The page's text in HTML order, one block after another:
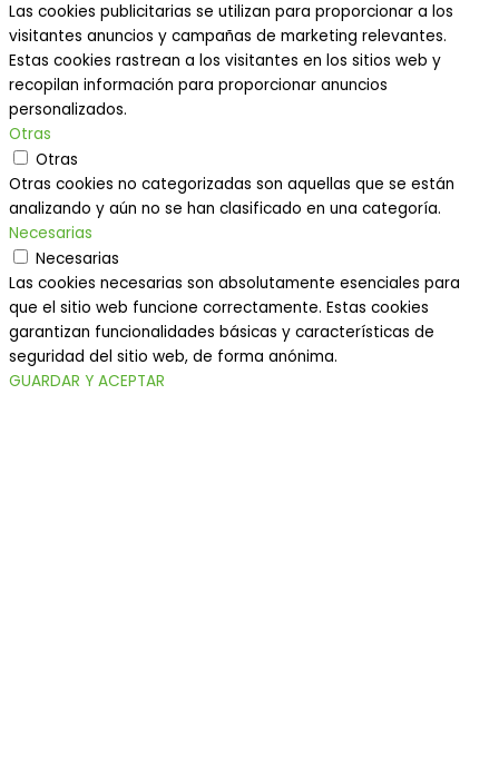
Las cookies publicitarias se utilizan para proporcionar a los
visitantes anuncios y campañas de marketing relevantes.
Estas cookies rastrean a los visitantes en los sitios web y
recopilan información para proporcionar anuncios
personalizados.
Otras
Otras
Otras cookies no categorizadas son aquellas que se están
analizando y aún no se han clasificado en una categoría.
Necesarias
Necesarias
Las cookies necesarias son absolutamente esenciales para
que el sitio web funcione correctamente. Estas cookies
garantizan funcionalidades básicas y características de
seguridad del sitio web, de forma anónima.
GUARDAR Y ACEPTAR